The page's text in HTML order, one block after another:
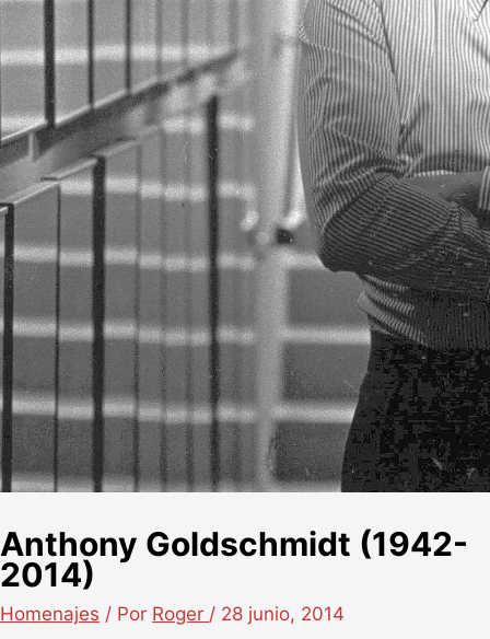
Anthony Goldschmidt (1942-
2014)
Homenajes / Por Roger / 28 junio, 2014